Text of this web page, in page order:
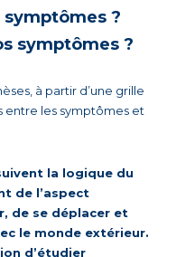
symptômes ?
symptômes ?
à partir d’une grille
entre les symptômes et
la logique du
de l’aspect
de se déplacer et
le monde extérieur.
d’étudier